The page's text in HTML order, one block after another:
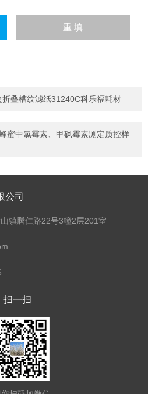
叠槽纹滤纸31240C科乐福耗材
蜜中氯霉素、甲砜霉素测定质控样
公司
镇腾仁路22号3幢2层201室
扫一扫